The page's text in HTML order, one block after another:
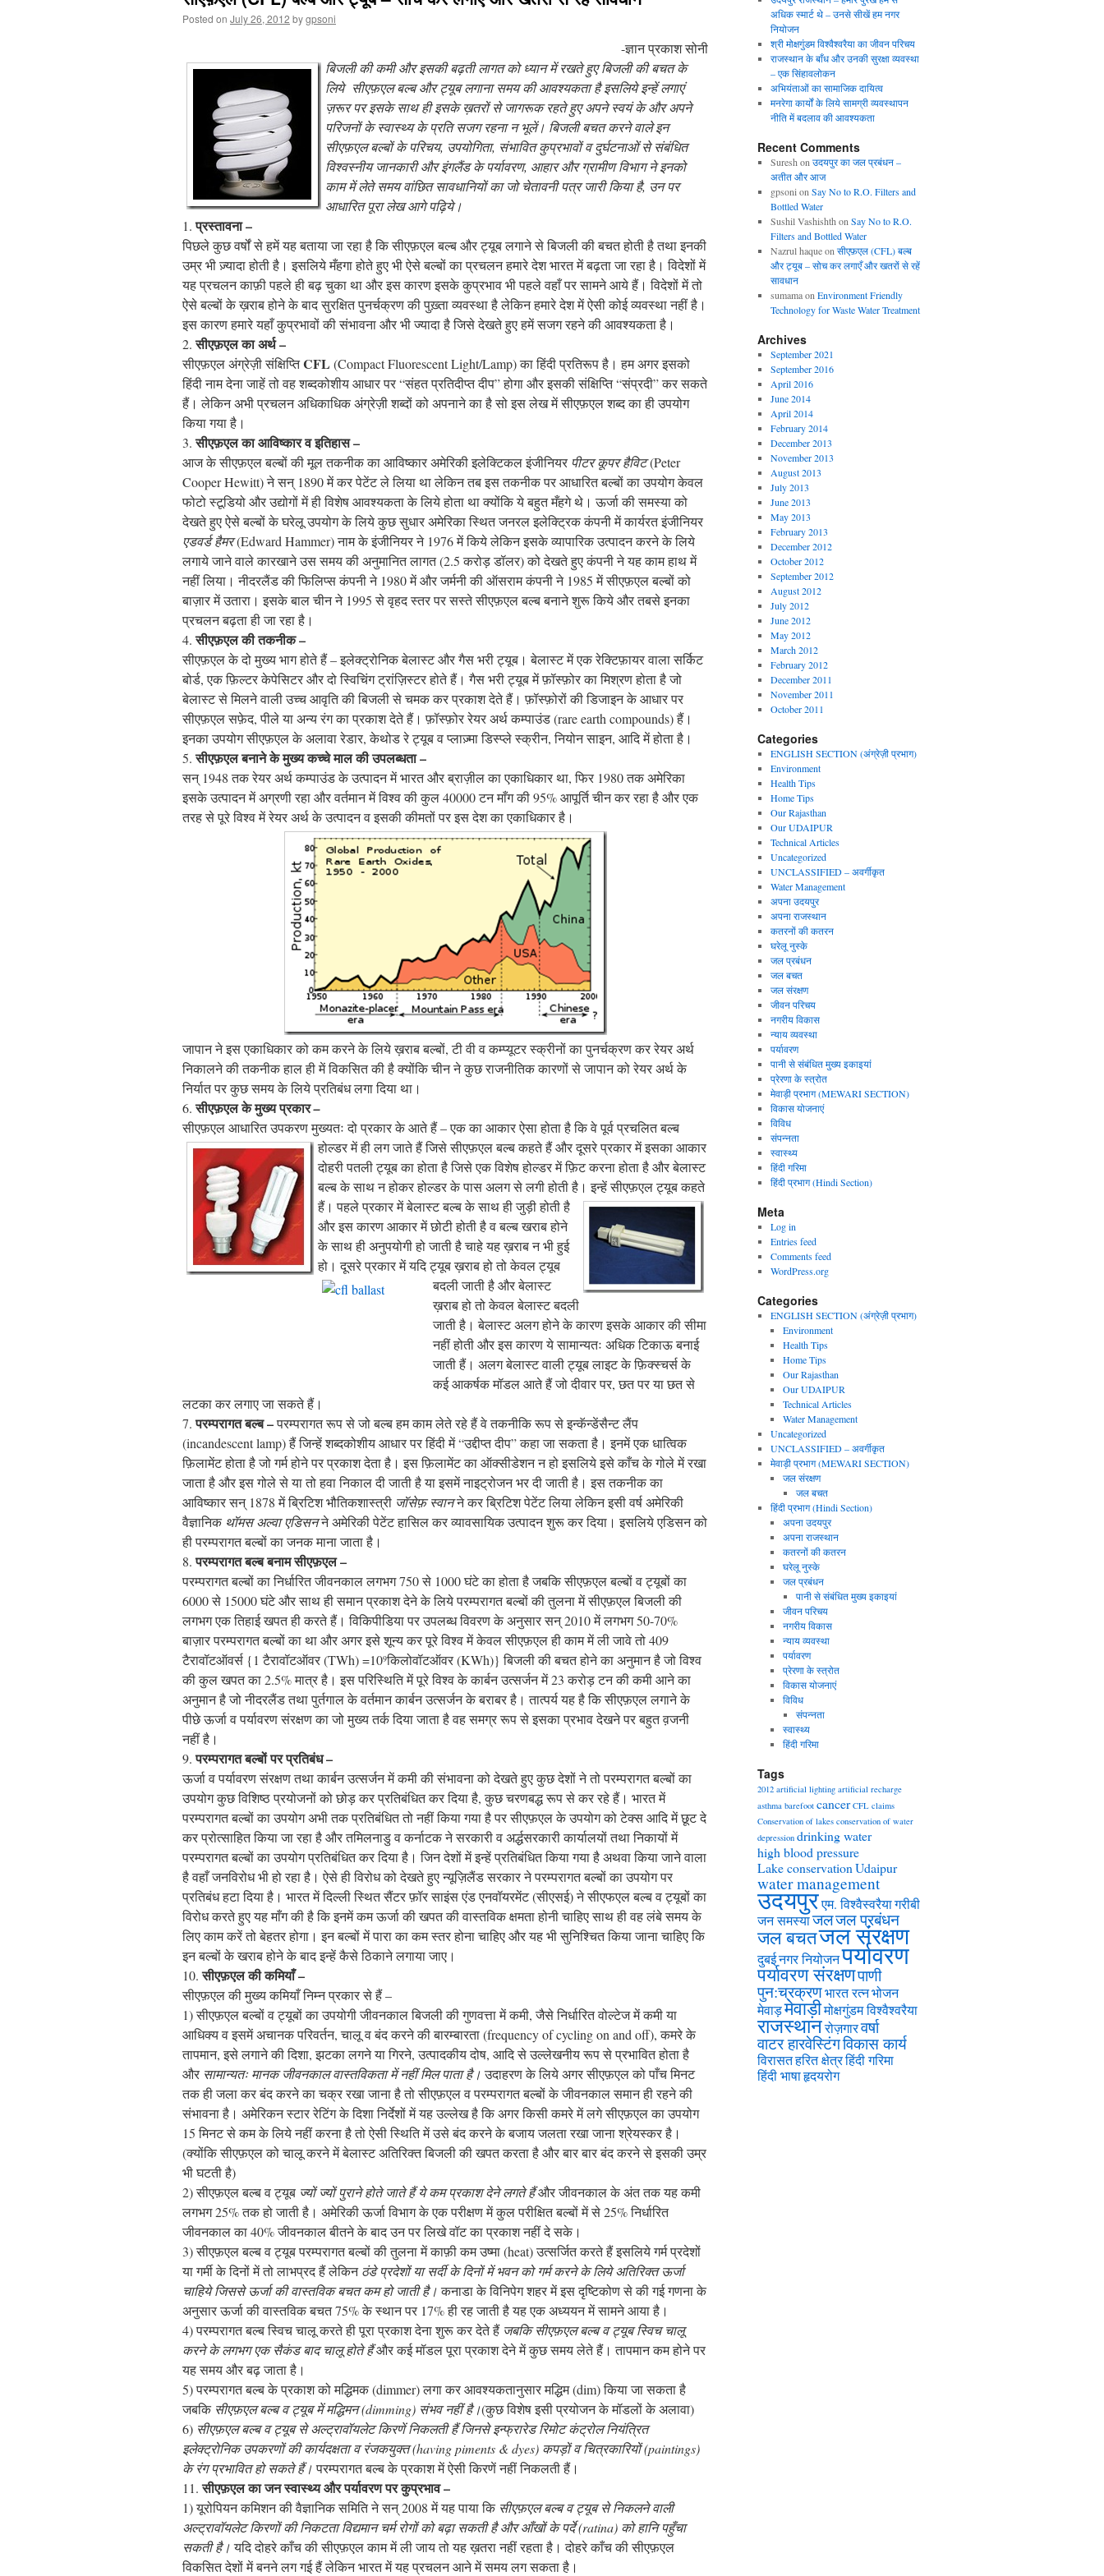
Posted on July 26, 2012 bygpsoni
-ज्ञान प्रकाश सोनी
बिजली की कमी और इसकी बढ़ती लागत को ध्यान में रखते हुए बिजली की बचत के
लिये सीएफ़एल बल्ब और ट्यूब लगाना समय की आवश्यकता है इसलिये इन्हें लगाएं
ज़रूर पर इसके साथ ही इसके ख़तरों से जागरूक रहते हुए अपने स्वयं के और अपने
परिजनों के स्वास्थ्य के प्रति सजग रहना न भूलें। बिजली बचत करने वाले इन
सीएफ़एल बल्बों के परिचय, उपयोगिता, संभावित कुप्रभावों व दुर्घटनाओं से संबंधित
विश्वस्नीय जानकारी और इंगलैंड के पर्यावरण, आहार और ग्रामीण विभाग ने इनको
काम में लेते समय वांछित सावधानियों का जो चेतावनी पत्र जारी किया है, उन पर
आधारित पूरा लेख आगे पढ़िये।
1.प्रस्तावना –
पिछले कुछ वर्षों से हमें यह बताया जा रहा है कि सीएफ़एलबल्ब और ट्यूब लगाने से बिजली की बचत होती है तथा इनकी
उम्र भी ज़्यादा होती है। इसलिये मँहगा होते हुए भी ऐसे बल्बों का प्रचलन हमारे देश भारत में बढ़ता जा रहा है। विदेशों में
यह प्रचलन काफ़ी पहले ही बढ़ चुका था और इस कारण इसके कुप्रभाव भी पहले वहाँ पर सामने आये हैं। विदेशों में तो
ऐसे बल्बों के ख़राब होने के बाद सुरक्षित पुनर्चक्रण की पुख़्ता व्यवस्था है लेकिन हमारे देश में ऐसी कोई व्यवस्था नहीं है।
इस कारण हमारे यहाँ कुप्रभावों की संभावना और भी ज्यादा है जिसे देखते हुए हमें सजग रहने की आवश्यकता है।
2.सीएफ़एल का अर्थ –
सीएफ़एल अंग्रेज़ी संक्षिप्तिCFL (Compact Fluorescent Light/Lamp) का हिंदी प्रतिरूप है। हम अगर इसको
हिंदी नाम देना जाहें तो वह शब्दकोशीय आधार पर “संहत प्रतिदीप्त दीप” होगा और इसकी संक्षिप्ति “संप्रदी” कर सकते
हैं। लेकिन अभी प्रचलन अधिकाधिक अंग्रेज़ी शब्दों को अपनाने का है सो इस लेख में सीएफ़एल शब्द का ही उपयोग
किया गया है।
3.सीएफ़एल का आविष्कार व इतिहास –
आज के सीएफ़एल बल्बों की मूल तकनीक का आविष्कार अमेरिकी इलेक्टिकल इंजीनियर पीटर कूपर हैविट(Peter
Cooper Hewitt) ने सन् 1890 में कर पेटेंट ले लिया था लेकिन तब इस तकनीक पर आधारित बल्बों का उपयोग केवल
फोटो स्टूडियो और उद्योगों में ही विशेष आवश्यकता के लिये होता था क्योंकि ये बहुत मँहगे थे। ऊर्जा की समस्या को
देखते हुए ऐसे बल्बों के घरेलू उपयोग के लिये कुछ सुधार अमेरिका स्थित जनरल इलेक्ट्रिक कंपनी में कार्यरत इंजीनियर
एडवर्ड हैमर(Edward Hammer) नाम के इंजीनियर ने 1976 में किये लेकिन इसके व्यापारिक उत्पादन करने के लिये
लगाये जाने वाले कारखाने उस समय की अनुमानित लागत (2.5 करोड़ डॉलर) को देखते हुए कंपनी ने यह काम हाथ में
नहीं लिया। नीदरलैंड की फिलिप्स कंपनी ने 1980 में और जर्मनी की ऑसराम कंपनी ने 1985 में सीएफ़एल बल्बों को
बाज़ार में उतारा। इसके बाल चीन ने 1995 से वृहद स्तर पर सस्ते सीएफ़एल बल्ब बनाने शुरू किये और तबसे इनका
प्रचलन बढ़ता ही जा रहा है।
4.सीएफ़एलकी तकनीक –
सीएफ़एल के दो मुख्य भाग होते हैं – इलेक्ट्रोनिक बेलास्ट और गैस भरी ट्यूब। बेलास्ट में एक रेक्टिफ़ायर वाला सर्किट
बोर्ड, एक फ़िल्टर केपेसिटर और दो स्विचिंग ट्रांज़िस्टर होते हैं। गैस भरी ट्यूब में फ़ॉस्फ़ोर का मिश्रण होता है जो
बेलास्ट से मिलने वाली उच्च आवृति की बिजली से चमक कर प्रकाश देते हैं। फ़ॉस्फ़ोरों की डिजाइन के आधार पर
सीएफ़एल सफ़ेद, पीले या अन्य रंग का प्रकाश देते हैं। फ़ॉस्फ़ोर रेयर अर्थ कम्पाउंड (rare earth compounds) हैं।
इनका उपयोग सीएफ़एल के अलावा रेडार, केथोड रे ट्यूब व प्लाज़्मा डिस्प्ले स्क्रीन, नियोन साइन, आदि में होता है।
5.सीएफ़एल बनाने के मुख्य कच्चे माल की उपलब्धता –
सन् 1948 तक रेयर अर्थ कम्पाउंड के उत्पादन में भारत और ब्राज़ील का एकाधिकार था, फिर 1980 तक अमेरिका
इसके उत्पादन में अग्रणी रहा और वर्तमान में विश्व की कुल 40000 टन माँग की 95% आपूर्ति चीन कर रहा है और एक
तरह से पूरे विश्व में रेयर अर्थ के उत्पादन व इसकी कीमतों पर इस देश का एकाधिकार है।
जापान ने इस एकाधिकार को कम करने के लिये ख़राब बल्बों, टी वी व कम्प्यूटर स्क्रीनों का पुनर्चक्रण कर रेयर अर्थ
निकालने की तकनीक हाल ही में विकसित की है क्योंकि चीन ने कुछ राजनीतिक कारणों से जापान को रेयर अर्थ के
निर्यात पर कुछ समय के लिये प्रतिबंध लगा दिया था।
6.सीएफ़एलके मुख्य प्रकार–
सीएफ़एल आधारित उपकरण मुख्यतः दो प्रकार के आते हैं – एक का आकार ऐसा होता है कि वे पूर्व प्रचलितबल्ब
होल्डर में ही लग जाते हैं जिसे सीएफ़एल बल्ब कहते हैं और दूसरे प्रकार में इसका आकार
दोहरी पतली ट्यूब का होता है जिसे एक विशेष होल्डर में फ़िट करना होता है और बेलास्ट
बल्ब के साथ न होकर होल्डर के पास अलग से लगी होती है। इन्हें सीएफ़एल ट्यूब कहते
हैं। पहले प्रकार में बेलास्ट बल्ब के साथ ही जुड़ी होती है
और इस कारण आकार में छोटी होती है व बल्ब खराब होने
के साथ ही अनुपयोगी हो जाती है चाहे यह ख़राब न भी हुई
हो। दूसरे प्रकार में यदि ट्यूब ख़राब हो तो केवल ट्यूब
बदली जाती है और बेलास्ट
ख़राब हो तो केवल बेलास्ट बदली
जाती है। बेलास्ट अलग होने के कारण इसके आकार की सीमा
नहीं होती और इस कारण ये सामान्यतः अधिक टिकाऊ बनाई
जाती हैं। अलग बेलास्ट वाली ट्यूब लाइट के फ़िक्स्चर्स के
कई आकर्षक मॉडल आते हैं जो दीवार पर, छत पर या छत से
लटका कर लगाए जा सकते हैं।
7.परम्परागत बल्ब –परम्परागत रूप से जो बल्ब हम काम लेते रहे हैं वे तकनीकि रूप से इन्कॅन्डेंसैन्ट लैंप
(incandescent lamp) हैं जिन्हें शब्दकोशीय आधार पर हिंदी में “उद्दीप्त दीप” कहा जा सकता है। इनमें एक धात्विक
फ़िलामेंट होता है जो गर्म होने पर प्रकाश देता है। इस फ़िलामेंट का ऑक्सीडेशन न हो इसलिये इसे काँच के गोले में रखा
जाता है और इस गोले से या तो हवा निकाल दी जाती है या इसमें नाइट्रोजन भर दी जाती है। इस तकनीक का
आविष्कार सन् 1878 में ब्रिटिश भौतिकशास्त्री जॉसेफ़ स्वानने कर ब्रिटिश पेटेंट लिया लेकिन इसी वर्ष अमेरिकी
वैज्ञानिक थॉमस अल्वा एडिसनने अमेरिकी पेटेंट हासिल कर व्यावसायिक उत्पादन शुरू कर दिया। इसलिये एडिसन को
ही परम्परागत बल्बों का जनक माना जाता है।
8.परम्परागत बल्ब बनाम सीएफ़एल –
परम्परागत बल्बों का निर्धारित जीवनकाल लगभग 750 से 1000 घंटे का होता है जबकि सीएफ़एल बल्बों व ट्यूबों का
6000 से 15000 घंटे और साथ ही समान प्रकाश देने के लिये परम्परागत बल्बों की तुलना में सीएफ़एल बिजली की
लगभग एक तिहाई खपत ही करते हैं। विकिपीडिया पर उपलब्ध विवरण के अनुसार सन् 2010 में लगभग 50-70%
बाज़ार परम्परागत बल्बों का था और अगर इसे शून्य कर पूरे विश्व में केवल सीएफ़एल ही काम में ली जावे तो 409
टैरावॉटऑवर्स {1 टैरावॉटऑवर (TWh) =109किलोवॉटऑवर (KWh)} बिजली की बचत होने का अनुमान है जो विश्व
की कुल खपत का 2.5% मात्र है। इस परिस्थिति में पूरे विश्व के कार्बन उत्सर्जन में 23 करोड़ टन की कमी आने का
अनुमान है जो नीदरलैंड तथा पुर्तगाल के वर्तमान कार्बन उत्सर्जन के बराबर है। तात्पर्य यह है कि सीएफ़एल लगाने के
पीछे ऊर्जा व पर्यावरण संरक्षण का जो मुख्य तर्क दिया जाता है वह समग्र रूप से इसका प्रभाव देखने पर बहुत व़जनी
नहीं है।
9.परम्परागत बल्बों पर प्रतिबंध –
ऊर्जा व पर्यावरण संरक्षण तथा कार्बन उत्सर्जन में कमी की संभावना को देखते हुए कुछ देशों ने तो परम्परागत बल्बों का
उपयोग कुछ विशिष्ठ प्रयोजनों को छोड़ कर प्रतिबंधित कर दिया है, कुछ चरणबद्ध रूप से कर रहे हैं। भारत में
परम्परागत बल्बों का उपयोग अभी तक प्रतिबंधित तो नहीं किया गया है पर सीएफ़एल के उपयोग को टेक्स आदि में छूट दे
कर प्रोत्साहित किया जा रहा है और तमिलनाडु व कर्नाटक ने सरकारी व अर्द्धसरकारी कार्यालयों तथा निकायों में
परम्परागत बल्बों का उपयोग प्रतिबंधित कर दिया है। जिन देशों में इन्हें प्रतिबंधित किया गया है अथवा किया जाने वाला
है वहाँ जनविरोध भी हो रहा है। ऐसे ही विरोध को देखते हुए न्यूज़िलैंड सरकार ने परम्परागत बल्बों का उपयोग पर
प्रतिबंध हटा दिया है। भारत में दिल्ली स्थित सैंटर फ़ॉर साइंस एंड एनवॉयरमेंट (सीएसई) ने सीएफएल बल्ब व ट्यूबों का
विरोध करते हुए यह माँग की है कि इनमें कम ऊर्जा की खपत की वास्तविक क्षमता होनी चाहिए साथ ही वह लंबे समय के
लिए काम करें तो बेहतर होगा। इन बल्बों में पारा का कम स्तर होना चाहिए और यह भी सुनिश्चित किया जाना चाहिए कि
इन बल्बों के खराब होने के बाद इन्हें कैसे ठिकाने लगाया जाए।
10.सीएफ़एल की कमियाँ –
सीएफ़एल की मुख्य कमियाँ निम्न प्रकार से हैं –
1) सीएफ़एल बल्बों व ट्यूबों का उपयोगी जीवनकाल बिजली की गुणवत्ता में कमी, जैसे निर्धारित वोल्टेज में कमी या
आधिक्य व इसमें अचानक परिवर्तन, चालू व बंद करने की बारम्बारता (frequency of cycling on and off), कमरे के
तापमान, इसे लगाने की दिशा, झटका लगने या गिरने, उत्पादकीय दोष, आदि से उल्लेखनीय रूप से प्रभावित होता है
और सामान्यतः मानक जीवनकाल वास्तविकता में नहीं मिल पाता है।उदाहरण के लिये अगर सीएफ़एल को पाँच मिनट
तक ही जला कर बंद करने का चक्र रखा जाना है तो सीएफ़एल व परम्परागत बल्बों के जीवनकाल समान ही रहने की
संभावना है। अमेरिकन स्टार रेटिंग के दिशा निर्देशों में यह उल्लेख है कि अगर किसी कमरे में लगे सीएफ़एल का उपयोग
15 मिनट से कम के लिये नहीं करना है तो ऐसी स्थिति में उसे बंद करने के बजाय जलता रखा जाना श्रेयस्कर है।
(क्योंकि सीएफ़एल को चालू करने में बेलास्ट अतिरिक्त बिजली की खपत करता है और बार बार बंद करने से इसकी उम्र
भी घटती है)
2) सीएफ़एल बल्ब व ट्यूब ज्यों ज्यों पुराने होते जाते हैं ये कम प्रकाश देने लगते हैंऔर जीवनकाल के अंत तक यह कमी
लगभग 25% तक हो जाती है। अमेरिकी ऊर्जा विभाग के एक परीक्षण में कुल परीक्षित बल्बों में से 25% निर्धारित
जीवनकाल का 40% जीवनकाल बीतने के बाद उन पर लिखे वॉट का प्रकाश नहीं दे सके।
3) सीएफ़एल बल्ब व ट्यूब परम्परागत बल्बों की तुलना में काफ़ी कम उष्मा (heat) उत्सर्जित करते हैं इसलिये गर्म प्रदेशों
या गर्मी के दिनों में तो लाभप्रद हैं लेकिनठंडे प्रदेशों या सर्दी के दिनों में भवन को गर्म करने के लिये अतिरिक्त ऊर्जा
चाहिये जिससे ऊर्जा की वास्तविक बचत कम हो जाती है।कनाडा के विनिपेग शहर में इस दृष्टिकोण से की गई गणना के
अनुसार ऊर्जा की वास्तविक बचत 75% के स्थान पर 17% ही रह जाती है यह एक अध्ययन में सामने आया है।
4) परम्परागत बल्ब स्विच चालू करते ही पूरा प्रकाश देना शुरू कर देते हैं जबकि सीएफ़एल बल्ब व ट्यूब स्विच चालू
करने के लगभग एक सैकंड बाद चालू होते हैंऔर कई मॉडल पूरा प्रकाश देने में कुछ समय लेते हैं। तापमान कम होने पर
यह समय और बढ़ जाता है।
5) परम्परागत बल्ब के प्रकाश को मद्धिमक (dimmer) लगा कर आवश्यकतानुसार मद्धिम (dim) किया जा सकता है
जबकि सीएफ़एल बल्ब व ट्यूब में मद्धिमन(dimming) संभव नहीं है।(कुछ विशेष इसी प्रयोजन के मॉडलों के अलावा)
6) सीएफ़एल बल्ब व ट्यूब से अल्ट्रावॉयलेट किरणें निकलती हैं जिनसे इन्फ्रारेड रिमोट कंट्रोल नियंत्रित
इलेक्ट्रोनिक उपकरणों की कार्यदक्षता व रंजकयुक्त(having piments & dyes) कपड़ों व चित्रकारियों(paintings)
के रंग प्रभावित हो सकते हैं।परम्परागत बल्ब के प्रकाश में ऐसी किरणें नहीं निकलती हैं।
11.सीएफ़एल का जन स्वास्थ्य और पर्यावरण पर कुप्रभाव –
1) यूरोपियन कमिशन की वैज्ञानिक समिति ने सन् 2008 में यह पाया कि सीएफ़एल बल्ब व ट्यूब से निकलने वाली
अल्ट्रावॉयलेट किरणों की निकटता विद्यमान चर्म रोगों को बढ़ा सकती है और आँखों के पर्दे(ratina) को हानि पहुँचा
सकती है।यदि दोहरे काँच की सीएफ़एल काम में ली जाय तो यह ख़तरा नहीं रहता है। दोहरे काँच की सीएफ़एल
विकसित देशों में बनने लग गई हैं लेकिन भारत में यह प्रचलन आने में समय लग सकता है।
अधिक स्मार्ट थे – उनसे सीखें हम नगर
नियोजन
श्री मोक्षगुंडम विश्वैश्वरैया का जीवन परिचय
राजस्थान के बाँध और उनकी सुरक्षा व्यवस्था
– एक सिंहावलोकन
अभियंताओं का सामाजिक दायित्व
मनरेगा कार्यों के लिये सामग्री व्यवस्थापन
नीति में बदलाव की आवश्यकता
Recent Comments
Suresh on उदयपुर का जल प्रबंधन –
अतीत और आज
gpsoni on Say No to R.O. Filters and
Bottled Water
Sushil Vashishth on Say No to R.O.
Filters and Bottled Water
Nazrul haqueon सीएफ़एल (CFL) बल्ब
और ट्यूब – सोच कर लगाएँ और खतरों से रहें
सावधान
sumamaon Environment Friendly
Technology for Waste Water Treatment
Archives
September 2021
September 2016
April 2016
June 2014
April 2014
February 2014
December 2013
November 2013
August 2013
July 2013
June 2013
May 2013
February 2013
December 2012
October 2012
September 2012
August 2012
July 2012
June 2012
May 2012
March 2012
February 2012
December 2011
November 2011
October 2011
Categories
ENGLISH SECTION (अंग्रेज़ी प्रभाग)
Environment
Health Tips
Home Tips
Our Rajasthan
Our UDAIPUR
Technical Articles
Uncategorized
UNCLASSIFIED – अवर्गीकृत
Water Management
अपना उदयपुर
अपना राजस्थान
कतरनों की कतरन
घरेलू नुस्के
जल प्रबंधन
जल बचत
जल संरक्षण
जीवन परिचय
नगरीय विकास
न्याय व्यवस्था
पर्यावरण
पानी से संबंधित मुख्य इकाइयां
प्रेरणा के स्त्रोत
मेवाड़ी प्रभाग (MEWARI SECTION)
विकास योजनाएं
विविध
संपन्नता
स्वास्थ्य
हिंदी गरिमा
हिंदी प्रभाग (Hindi Section)
Meta
Log in
Entries feed
Comments feed
WordPress.org
Categories
ENGLISH SECTION (अंग्रेज़ी प्रभाग)
Environment
Health Tips
Home Tips
Our Rajasthan
Our UDAIPUR
Technical Articles
Water Management
Uncategorized
UNCLASSIFIED – अवर्गीकृत
मेवाड़ी प्रभाग (MEWARI SECTION)
जल संरक्षण
जल बचत
हिंदी प्रभाग (Hindi Section)
अपना उदयपुर
अपना राजस्थान
कतरनों की कतरन
घरेलू नुस्के
जल प्रबंधन
पानी से संबंधित मुख्य इकाइयां
जीवन परिचय
नगरीय विकास
न्याय व्यवस्था
पर्यावरण
प्रेरणा के स्त्रोत
विकास योजनाएं
विविध
संपन्नता
स्वास्थ्य
हिंदी गरिमा
Tags
2012 artificial lighting artificial recharge
asthma barefoot cancer CFL claims
Conservation of lakes conservation of water
depression drinking water
high blood pressure
Lake conservationUdaipur
water management
उदयपुरएम. विश्वैस्वरैयागरीबी
जन समस्याजलजल प्रबंधन
जल बचतजल संरक्षण
दुबईनगर नियोजनपर्यावरण
पर्यावरण संरक्षणपाणी
पुन:च्रक्रणभारत रत्नभोजन
मेवाड़मेवाड़ीमोक्षगुंडम विश्वैश्वरैया
राजस्थानरोज़गारवर्षा
वाटर हारवेस्टिंगविकास कार्य
विरासतहरित क्षेत्रहिंदी गरिमा
हिंदी भाषाहृदयरोग